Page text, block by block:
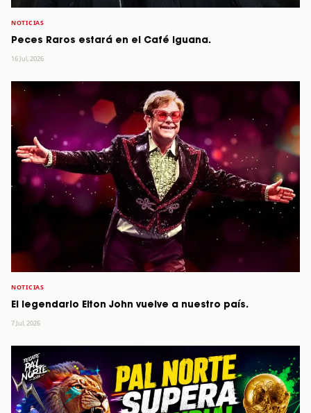
NOTICIAS
Peces Raros estará en el Café Iguana.
16 Jul, 2026
NOTICIAS
El legendario Elton John vuelve a nuestro país.
7 Jul, 2026